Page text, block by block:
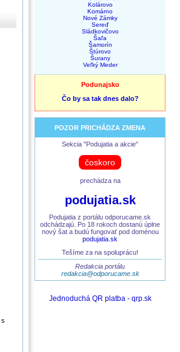
Kolárovo
Komárno
Nové Zámky
Sereď
Sládkovičovo
Šaľa
Šamorín
Štúrovo
Šurany
Veľký Meder
Podunajsko
Čo by sa tak dnes dalo?
POZOR PRICHÁDZA ZMENA
Sekcia "Podujatia a akcie"
čoskoro
prechádza na
podujatia.sk
Podujatia z portálu odporucame.sk
odchádzajú. Po 18 rokoch dostanú úplne
nový šat a budú fungovať pod doménou
podujatia.sk
Tešíme za na spoluprácu!
Redakcia portálu
redakcia@odporucame.sk
Jednoduchá QR platba - qrp.sk